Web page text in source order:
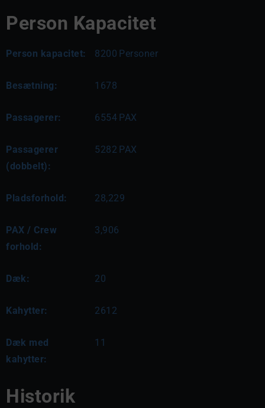
Person Kapacitet
Person kapacitet: 8200 Personer
Besætning: 1678
Passagerer: 6554 PAX
Passagerer
(dobbelt):
5282 PAX
Pladsforhold: 28,229
PAX / Crew
forhold:
3,906
Dæk: 20
Kahytter: 2612
Dæk med
kahytter:
11
Historik